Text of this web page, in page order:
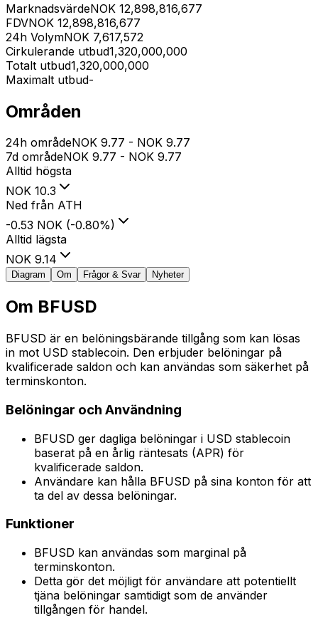
MarknadsvärdeNOK 12,898,816,677
FDVNOK 12,898,816,677
24h VolymNOK 7,617,572
Cirkulerande utbud1,320,000,000
Totalt utbud1,320,000,000
Maximalt utbud-
Områden
24h områdeNOK 9.77 - NOK 9.77
7d områdeNOK 9.77 - NOK 9.77
Alltid högsta
NOK 10.3
Ned från ATH
-0.53 NOK (-0.80%)
Alltid lägsta
NOK 9.14
Diagram Om Frågor & Svar Nyheter
Om BFUSD
BFUSD är en belöningsbärande tillgång som kan lösas
in mot USD stablecoin. Den erbjuder belöningar på
kvalificerade saldon och kan användas som säkerhet på
terminskonton.
Belöningar och Användning
BFUSD ger dagliga belöningar i USD stablecoin
baserat på en årlig räntesats (APR) för
kvalificerade saldon.
Användare kan hålla BFUSD på sina konton för att
ta del av dessa belöningar.
Funktioner
BFUSD kan användas som marginal på
terminskonton.
Detta gör det möjligt för användare att potentiellt
tjäna belöningar samtidigt som de använder
tillgången för handel.